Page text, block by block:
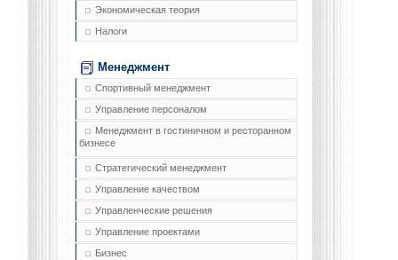
Экономическая теория
Налоги
Менеджмент
Спортивный менеджмент
Управление персоналом
Менеджмент в гостиничном и ресторанном
бизнесе
Стратегический менеджмент
Управление качеством
Управленческие решения
Управление проектами
Бизнес